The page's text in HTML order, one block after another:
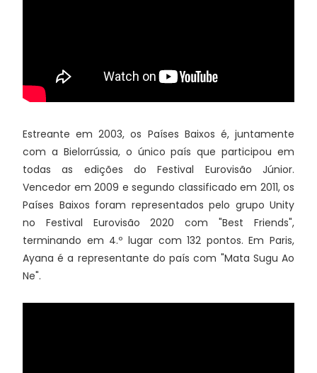
Estreante em 2003, os Países Baixos é, juntamente
com a Bielorrússia, o único país que participou em
todas as edições do Festival Eurovisão Júnior.
Vencedor em 2009 e segundo classificado em 2011, os
Países Baixos foram representados pelo grupo Unity
no Festival Eurovisão 2020 com "Best Friends",
terminando em 4.º lugar com 132 pontos. Em Paris,
Ayana é a representante do país com "Mata Sugu Ao
Ne".